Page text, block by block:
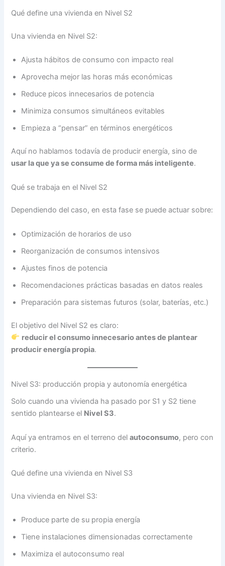
Qué define una vivienda en Nivel S2
Una vivienda en Nivel S2:
Ajusta hábitos de consumo con impacto real
Aprovecha mejor las horas más económicas
Reduce picos innecesarios de potencia
Minimiza consumos simultáneos evitables
Empieza a “pensar” en términos energéticos
Aquí no hablamos todavía de producir energía, sino de
usar la que ya se consume de forma más inteligente.
Qué se trabaja en el Nivel S2
Dependiendo del caso, en esta fase se puede actuar sobre:
Optimización de horarios de uso
Reorganización de consumos intensivos
Ajustes finos de potencia
Recomendaciones prácticas basadas en datos reales
Preparación para sistemas futuros (solar, baterías, etc.)
El objetivo del Nivel S2 es claro:
reducir el consumo innecesario antes de plantear
producir energía propia.
Nivel S3: producción propia y autonomía energética
Solo cuando una vivienda ha pasado por S1 y S2 tiene
sentido plantearse el Nivel S3.
Aquí ya entramos en el terreno delautoconsumo, pero con
criterio.
Qué define una vivienda en Nivel S3
Una vivienda en Nivel S3:
Produce parte de su propia energía
Tiene instalaciones dimensionadas correctamente
Maximiza el autoconsumo real